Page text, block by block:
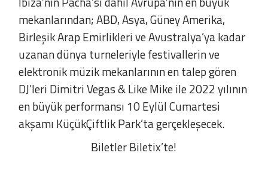
mekanlarından; ABD, Asya, Güney Amerika,
Birleşik Arap Emirlikleri ve Avustralya’ya kadar
uzanan dünya turneleriyle festivallerin ve
elektronik müzik mekanlarının en talep gören
DJ’leri Dimitri Vegas & Like Mike ile 2022 yılının
en büyük performansı 10 Eylül Cumartesi
akşamı KüçükÇiftlik Park’ta gerçekleşecek.
Biletler Biletix’te!